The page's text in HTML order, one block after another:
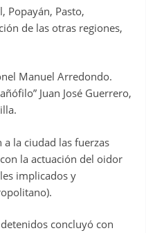
Popayán, Pasto,
de las otras regiones,
Manuel Arredondo.
Juan José Guerrero,
la ciudad las fuerzas
la actuación del oidor
implicados y
concluyó con